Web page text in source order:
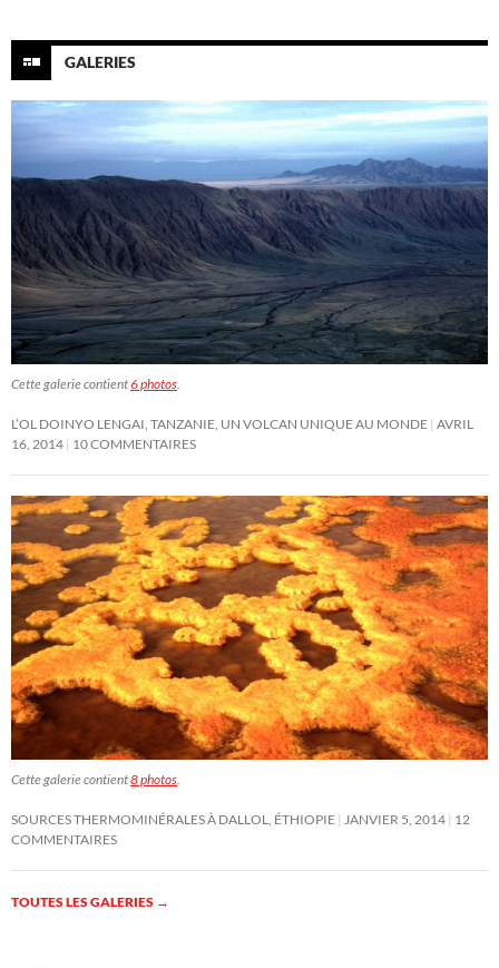
GALERIES
Cette galerie contient6 photos.
L’OL DOINYO LENGAI, TANZANIE, UN VOLCAN UNIQUE AU MONDE AVRIL
16, 2014 10 COMMENTAIRES
Cette galerie contient8 photos.
SOURCES THERMOMINÉRALES À DALLOL, ÉTHIOPIE JANVIER 5, 2014 12
COMMENTAIRES
TOUTES LES GALERIES →